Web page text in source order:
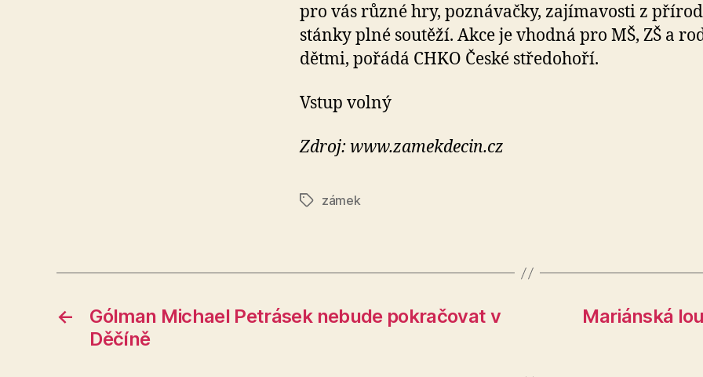
pro vás různé hry, poznávačky, zajímavosti z
stánky plné soutěží. Akce je vhodná pro MŠ, ZŠ a
dětmi, pořádá CHKO České středohoří.
Vstup volný
Zdroj: www.zamekdecin.cz
Štítkyzámek
←
Gólman Michael Petrásek nebude pokračovat v
Děčíně
Mariánská